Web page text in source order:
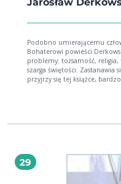
Podobno umierającemu
Bohaterowi powieści
problemy: tożsamość,
szarga świętości. Zastanawia
przyjrzy się tej książce, bardzo
Niegrzeczne, niepokorne,
Okońska - Lektorka Jestem aktorką wszechstronną i pedagożką. Najbardziej lubię te
role i te spotkania
uwielbiam czytać - zawsze,
29